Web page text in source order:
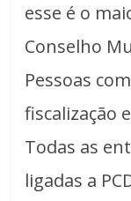
esse é o
Conselho
Pessoas
fiscalização
Todas as
ligadas a